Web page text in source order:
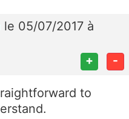
le 05/07/2017 à
+ -
to